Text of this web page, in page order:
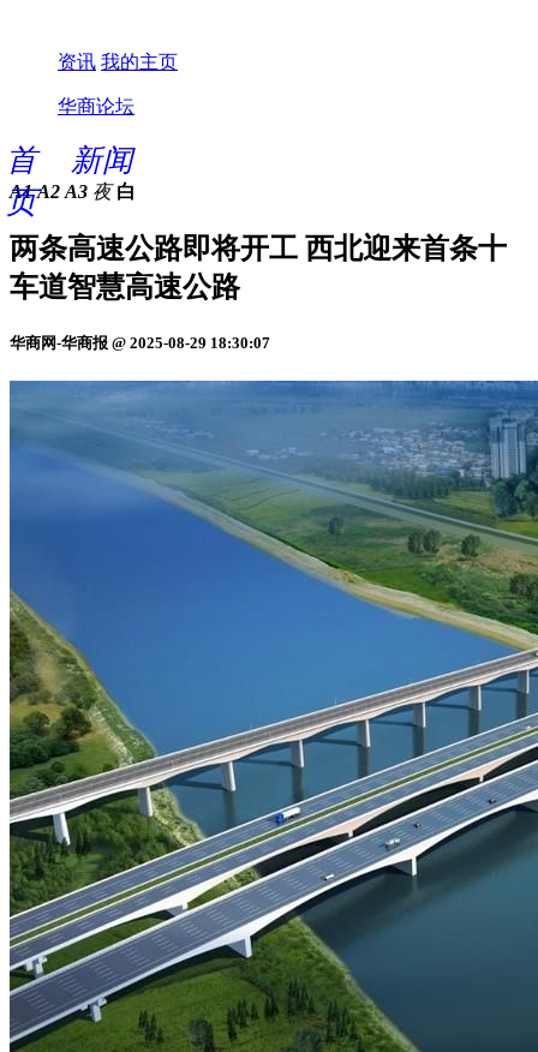
资讯 我的主页
华商论坛
首
页
新闻
A1 A2 A3 夜 白
两条高速公路即将开工 西北迎来首条十
车道智慧高速公路
华商网-华商报 @ 2025-08-29 18:30:07